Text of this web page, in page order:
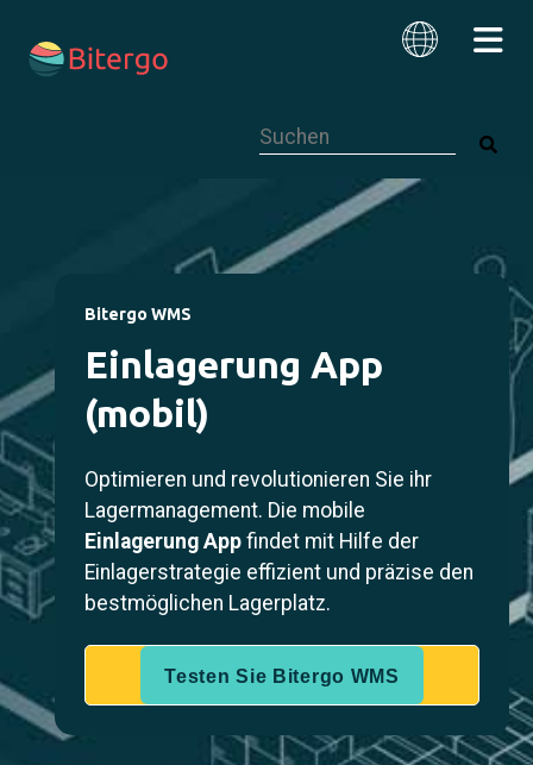
Bitergo WMS
Einlagerung App
(mobil)
Optimieren und revolutionieren Sie ihr
Lagermanagement. Die mobile
Einlagerung App findet mit Hilfe der
Einlagerstrategie effizient und präzise den
bestmöglichen Lagerplatz.
Testen Sie Bitergo WMS